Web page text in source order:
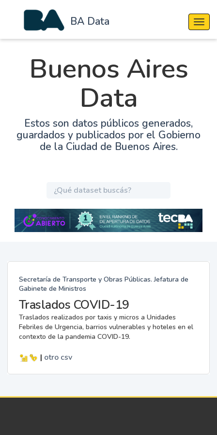
BA Data
Buenos Aires
Data
Estos son datos públicos generados,
guardados y publicados por el Gobierno
de la Ciudad de Buenos Aires.
Secretaría de Transporte y Obras Públicas. Jefatura de
Gabinete de Ministros
Traslados COVID-19
Traslados realizados por taxis y micros a Unidades
Febriles de Urgencia, barrios vulnerables y hoteles en el
contexto de la pandemia COVID-19.
| otro csv